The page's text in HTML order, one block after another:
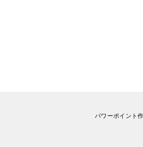
パワーポイント